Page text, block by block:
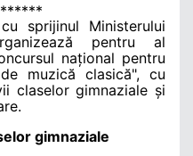
sprijinul Ministerului
pentru al
național pentru
muzică clasică", cu
claselor gimnaziale și
gimnaziale